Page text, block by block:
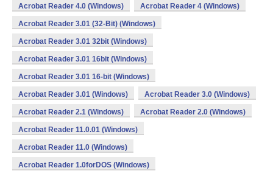
Acrobat Reader 4.0 (Windows) Acrobat Reader 4 (Windows)
Acrobat Reader 3.01 (32-Bit) (Windows)
Acrobat Reader 3.01 32bit (Windows)
Acrobat Reader 3.01 16bit (Windows)
Acrobat Reader 3.01 16-bit (Windows)
Acrobat Reader 3.01 (Windows) Acrobat Reader 3.0 (Windows)
Acrobat Reader 2.1 (Windows) Acrobat Reader 2.0 (Windows)
Acrobat Reader 11.0.01 (Windows)
Acrobat Reader 11.0 (Windows)
Acrobat Reader 1.0forDOS (Windows)